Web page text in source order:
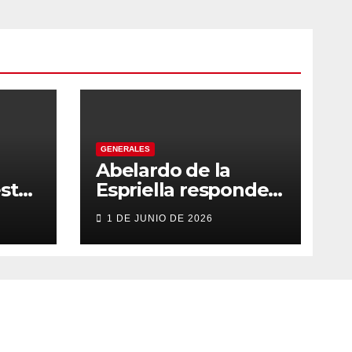
GENERALES
Abelardo de la
Espriella responde
con firmeza y
fortalece su imagen
de liderazgo ante la
1 DE JUNIO DE 2026